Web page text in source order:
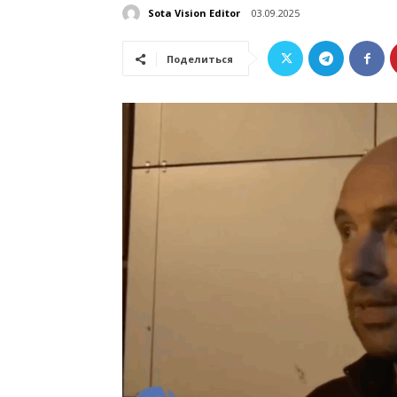
Sota Vision Editor 03.09.2025
Поделиться